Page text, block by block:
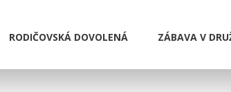
RODIČOVSKÁ DOVOLENÁ ZÁBAVA V